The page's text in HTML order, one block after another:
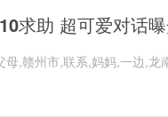
求助 超可爱对话
母,赣州市,联系,妈妈,一边,龙